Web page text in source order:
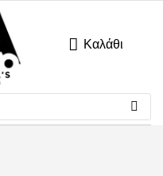
Καλάθι